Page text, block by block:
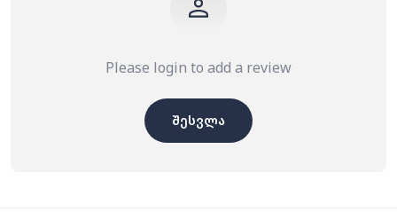
Please login to add a review
შესვლა